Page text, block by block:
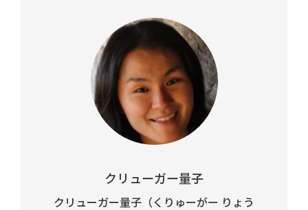
クリューガー量子
クリューガー量子（くりゅーがー りょう